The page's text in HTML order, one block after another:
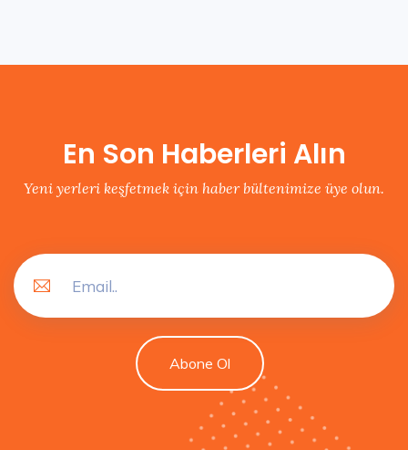
En Son Haberleri Alın
Yeni yerleri keşfetmek için haber bültenimize üye olun.
Abone Ol